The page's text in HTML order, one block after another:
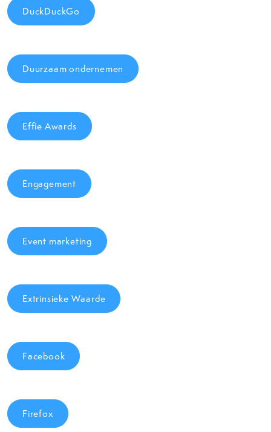
DuckDuckGo
Duurzaam ondernemen
Effie Awards
Engagement
Event marketing
Extrinsieke Waarde
Facebook
Firefox